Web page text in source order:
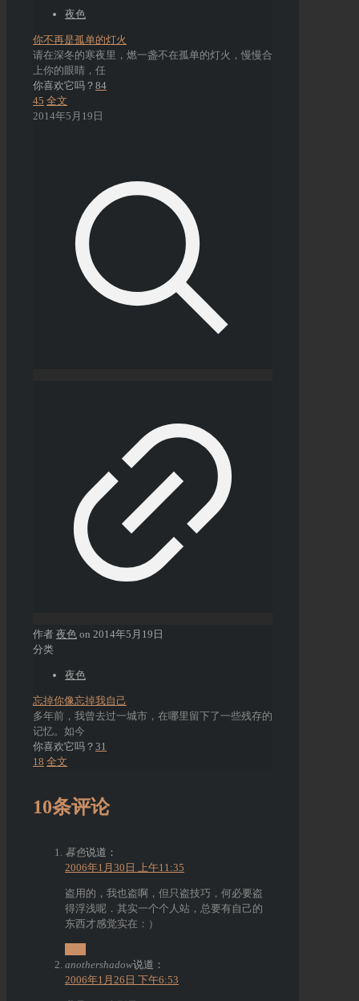
夜色
你不再是孤单的灯火
请在深冬的寒夜里，燃一盏不在孤单的灯火，慢慢合
上你的眼睛，任
你喜欢它吗？ 84
45 全文
2014年5月19日
作者 夜色 on 2014年5月19日
分类
夜色
忘掉你像忘掉我自己
多年前，我曾去过一城市，在哪里留下了一些残存的
记忆。如今
你喜欢它吗？ 31
18 全文
10条评论
暮色说道：
2006年1月30日 上午11:35
盗用的，我也盗啊，但只盗技巧，何必要盗
得浮浅呢．其实一个个人站，总要有自己的
东西才感觉实在：）
anothershadow说道：
2006年1月26日 下午6:53